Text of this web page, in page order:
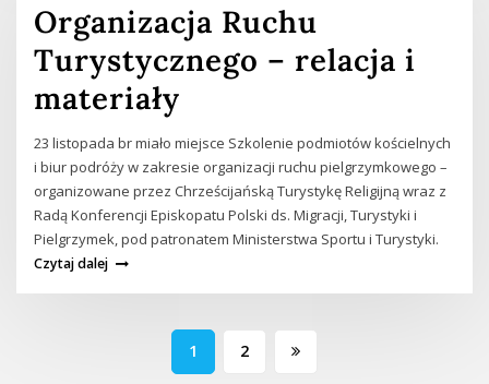
Organizacja Ruchu
Turystycznego – relacja i
materiały
23 listopada br miało miejsce Szkolenie podmiotów kościelnych
i biur podróży w zakresie organizacji ruchu pielgrzymkowego –
organizowane przez Chrześcijańską Turystykę Religijną wraz z
Radą Konferencji Episkopatu Polski ds. Migracji, Turystyki i
Pielgrzymek, pod patronatem Ministerstwa Sportu i Turystyki.
Czytaj dalej
Stronicowanie
1 2